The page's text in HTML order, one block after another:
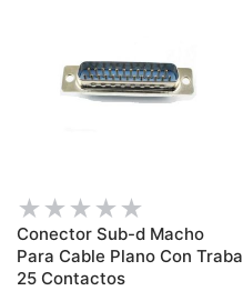
Conector Sub-d Macho
Para Cable Plano Con Traba
25 Contactos